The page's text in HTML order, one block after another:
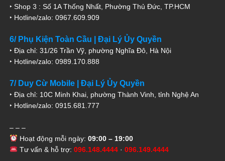
‣ Shop 3 : Số 1A Thống Nhất, Phường Thủ Đức, TP.HCM
‣ Hotline/zalo: 0967.609.909
6/ Phụ Kiện Toàn Cầu | Đại Lý Ủy Quyền
‣ Địa chỉ: 31/26 Trần Vỹ, phường Nghĩa Đô, Hà Nội
‣ Hotline/zalo: 0989.170.888
7/ Duy Cừ Mobile | Đại Lý Ủy Quyền
‣ Địa chỉ: 10C Minh Khai, phường Thành Vinh, tỉnh Nghệ An
‣ Hotline/zalo: 0915.681.777
– – –
Hoạt động mỗi ngày: 09:00 – 19:00
Tư vấn & hỗ trợ: 096.148.4444· 096.149.4444